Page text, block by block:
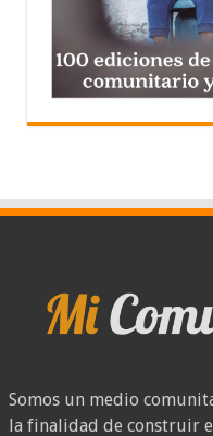
Somos un medio
la finalidad de construir